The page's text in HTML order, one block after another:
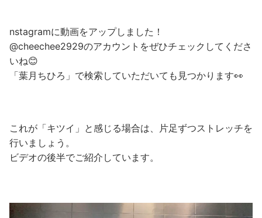
nstagramに動画をアップしました！
@cheechee2929のアカウントをぜひチェックしてくださ
いね😊
「葉月ちひろ」で検索していただいても見つかります👀
これが「キツイ」と感じる場合は、片足ずつストレッチを
行いましょう。
ビデオの後半でご紹介しています。